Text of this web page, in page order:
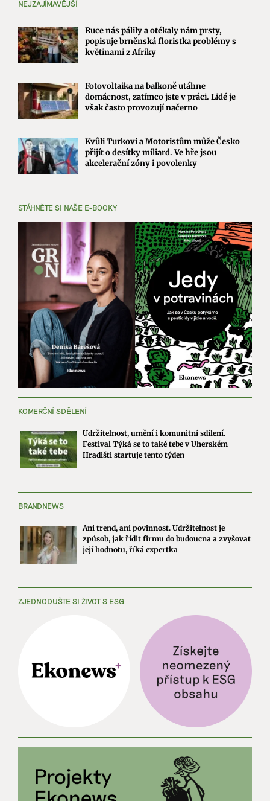
NEJZAJÍMAVĚJŠÍ
Ruce nás pálily a otékaly nám prsty,
popisuje brněnská floristka problémy s
květinami z Afriky
Fotovoltaika na balkoně utáhne
domácnost, zatímco jste v práci. Lidé je
však často provozují načerno
Kvůli Turkovi a Motoristům může Česko
přijít o desítky miliard. Ve hře jsou
akcelerační zóny i povolenky
STÁHNĚTE SI NAŠE E-BOOKY
KOMERČNÍ SDĚLENÍ
Udržitelnost, umění i komunitní sdílení.
Festival Týká se to také tebe v Uherském
Hradišti startuje tento týden
BRANDNEWS
Ani trend, ani povinnost. Udržitelnost je
způsob, jak řídit firmu do budoucna a zvyšovat
její hodnotu, říká expertka
ZJEDNODUŠTE SI ŽIVOT S ESG